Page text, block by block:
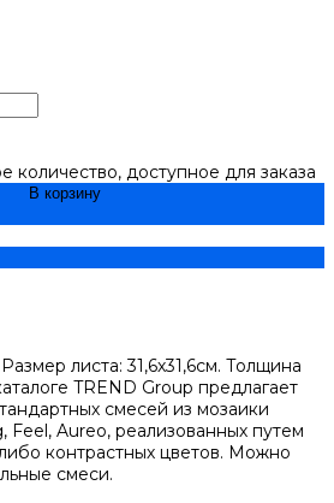
количество, доступное для заказа
В корзину
листа: 31,6х31,6см. Толщина
TREND Group предлагает
смесей из мозаики
Feel, Aureo, реализованных путем
контрастных цветов. Можно
смеси.